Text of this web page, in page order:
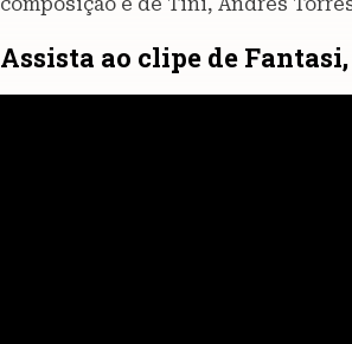
composição é de Tini, Andrés
Assista ao clipe de